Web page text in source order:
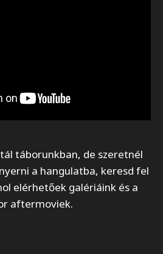
táborunkban, de szeretnél
a hangulatba, keresd fel
elérhetőek galériáink és a
aftermoviek.